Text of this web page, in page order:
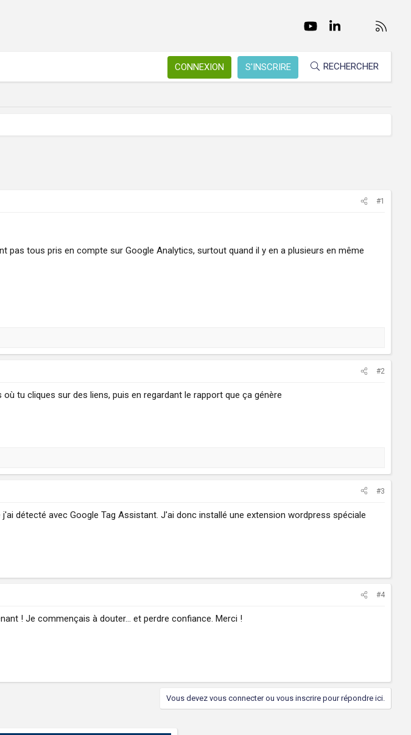
FacebookTwitter youtubeLinkedInNous
CONNEXION S'INSCRIRE RECHERCHER
#1
pas tous pris en compte sur Google Analytics, surtout quand il y en a plusieurs en même
#2
tu cliques sur des liens, puis en regardant le rapport que ça génère
#3
détecté avec Google Tag Assistant. J'ai donc installé une extension wordpress spéciale
#4
! Je commençais à douter... et perdre confiance. Merci !
Vous devez vous connecter ou vous inscrire pour répondre ici.